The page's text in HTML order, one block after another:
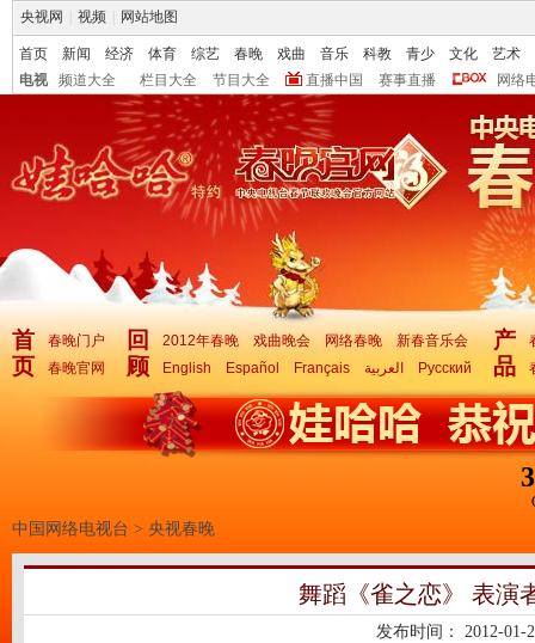
央视网 视频 网站地图
首页 新闻 经济 体育 综艺 春晚 戏曲 音乐 科教 青少 文化
艺术
电视
频道大全 栏目大全 节目大全 直播中国 赛事直播 网络
首
页
春晚门户
春晚官网
回
顾
2012年春晚 戏曲晚会 网络春晚
新春音乐会
English
Español Français العربية Русский
产
品
中国网络电视台 > 央视春晚
舞蹈《雀之恋》 表演
发布时间： 2012-01-